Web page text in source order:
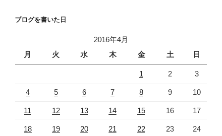
ブログを書いた日
2016年4月
月
火 水 木 金 土 日
1 2 3
4 5 6 7 8 9 10
11 12 13 14 15 16 17
18 19 20 21 22 23 24